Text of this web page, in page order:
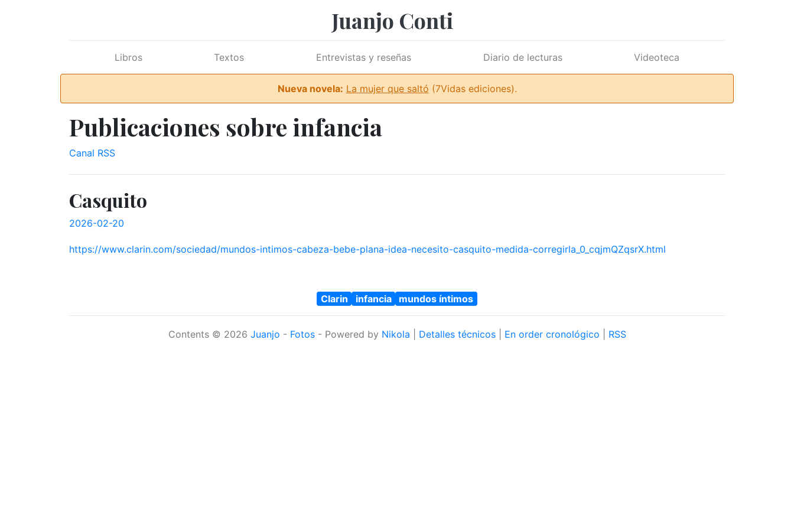
Juanjo Conti
Libros Textos Entrevistas y reseñas Diario de lecturas Videoteca
Nueva novela: La mujer que saltó (7Vidas ediciones).
Publicaciones sobre infancia
Canal RSS
Casquito
2026-02-20
https://www.clarin.com/sociedad/mundos-intimos-cabeza-bebe-plana-idea-necesito-casquito-medida-corregirla_0_cqjmQZqsrX.html
Clarin infancia mundos íntimos
Contents © 2026 Juanjo - Fotos- Powered by Nikola Detalles técnicos| En order cronológico RSS